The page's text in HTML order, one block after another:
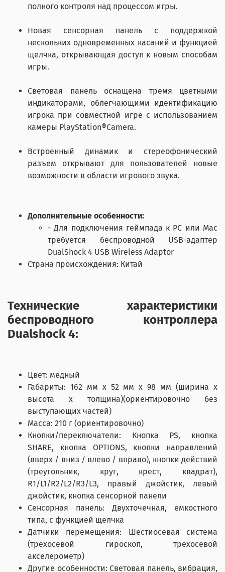
полного контроля над процессом игры.
Новая сенсорная панель с поддержкой
нескольких одновременных касаний и функцией
щелчка, открывающая доступ к новым способам
игры.
Световая панель оснащена тремя цветными
индикаторами, облегчающими идентификацию
игрока при совместной игре с использованием
камеры PlayStation®Camera.
Встроенный динамик и стереофонический
разъем открывают для пользователей новые
возможности в области игрового звука.
Дополнительные особенности:
- Для подключения геймпада к PC или Mac
требуется беспроводной USB-адаптер
DualShock 4 USB Wireless Adaptor
Страна происхождения: Китай
Технические характеристики
беспроводного контроллера
Dualshock 4:
Цвет: медный
Габариты: 162 мм x 52 мм x 98 мм (ширина x
высота x толщина)(ориентировочно без
выступающих частей)
Масса: 210 г (ориентировочно)
Кнопки/переключатели: Кнопка PS, кнопка
SHARE, кнопка OPTIONS, кнопки направлений
(вверх / вниз / влево / вправо), кнопки действий
(треугольник, круг, крест, квадрат),
R1/L1/R2/L2/R3/L3, правый джойстик, левый
джойстик, кнопка сенсорной панели
Сенсорная панель: Двухточечная, емкостного
типа, с функцией щелчка
Датчики перемещения: Шестиосевая система
(трехосевой гироскоп, трехосевой
акселерометр)
Другие особенности: Световая панель, вибрация,